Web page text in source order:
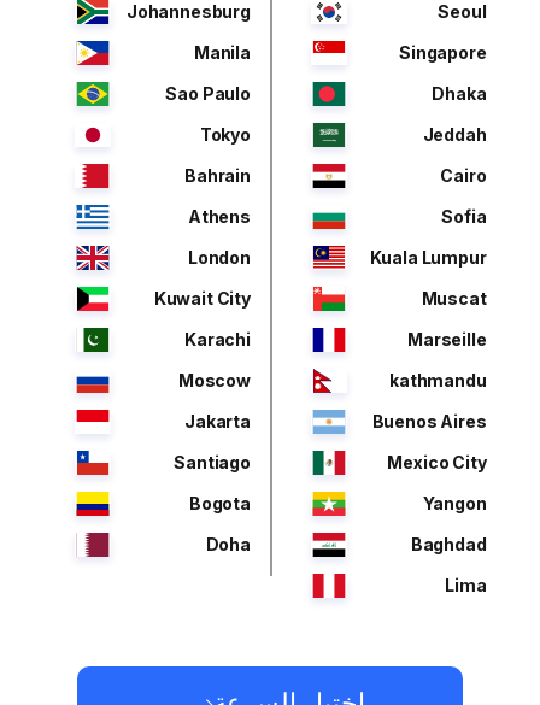
Seoul
Johannesburg
Singapore
Manila
Dhaka
Sao Paulo
Jeddah
Tokyo
Cairo
Bahrain
Sofia
Athens
Kuala Lumpur
London
Muscat
Kuwait City
Marseille
Karachi
kathmandu
Moscow
Buenos Aires
Jakarta
Mexico City
Santiago
Yangon
Bogota
Baghdad
Doha
Lima